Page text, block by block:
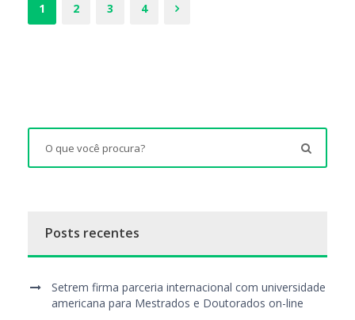
1 2 3 4
Posts recentes
Setrem firma parceria internacional com universidade
americana para Mestrados e Doutorados on-line